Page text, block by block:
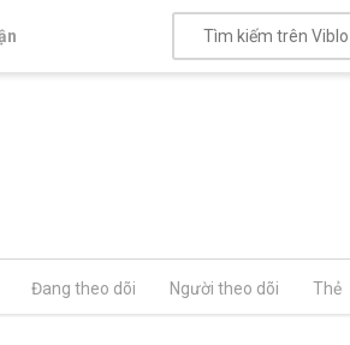
Đang theo dõi Người theo dõi Thẻ